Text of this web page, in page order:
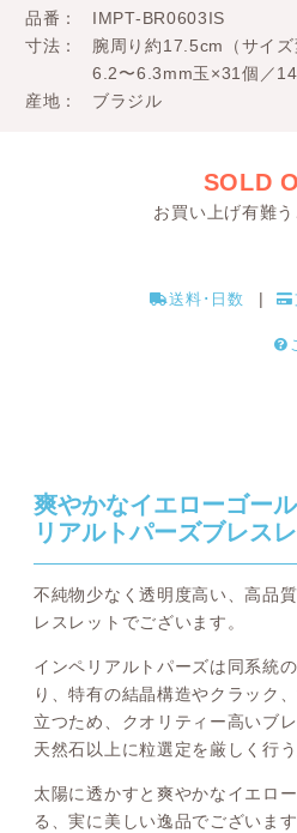
品番
IMPT-BR0603IS
寸法
腕周り約17.5cm（サイズ
6.2〜6.3mm玉×31個／
産地
ブラジル
SOLD
お買い上げ有難
送料･日数
爽やかなイエローゴー
リアルトパーズブレス
不純物少なく透明度高い、高品
レスレットでございます。
インペリアルトパーズは同系統
り、特有の結晶構造やクラック
立つため、クオリティー高いブ
天然石以上に粒選定を厳しく行
太陽に透かすと爽やかなイエロ
る、実に美しい逸品でございます